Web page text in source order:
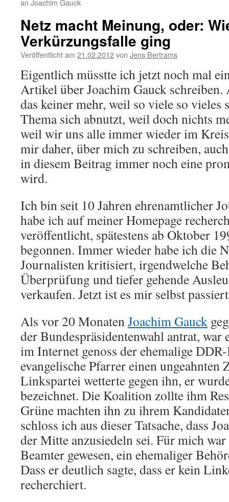
an Joachim Gauck
Netz macht Meinung, oder:
Verkürzungsfalle ging
Veröffentlicht am 21.02.2012von Jens Bertrams
Eigentlich müsstte ich jetzt noch mal
Artikel über Joachim Gauck schreiben.
das keiner mehr, weil so viele so vieles
Thema sich abnutzt, weil doch nichts
weil wir uns alle immer wieder im
mir daher, über mich zu schreiben,
in diesem Beitrag immer noch eine
wird.
Ich bin seit 10 Jahren ehrenamtlicher
habe ich auf meiner Homepage
veröffentlicht, spätestens ab Oktober
begonnen. Immer wieder habe ich die
Journalisten kritisiert, irgendwelche
Überprüfung und tiefer gehende
verkaufen. Jetzt ist es mir selbst
Als vor 20 MonatenJoachim Gauck
der Bundespräsidentenwahl antrat, war
im Internet genoss der ehemalige
evangelische Pfarrer einen ungeahnten
Linkspartei wetterte gegen ihn, er
bezeichnet. Die Koalition zollte ihm
Grüne machten ihn zu ihrem
schloss ich aus dieser Tatsache, dass
der Mitte anzusiedeln sei. Für mich
Beamter gewesen, ein ehemaliger
Dass er deutlich sagte, dass er kein
recherchiert.